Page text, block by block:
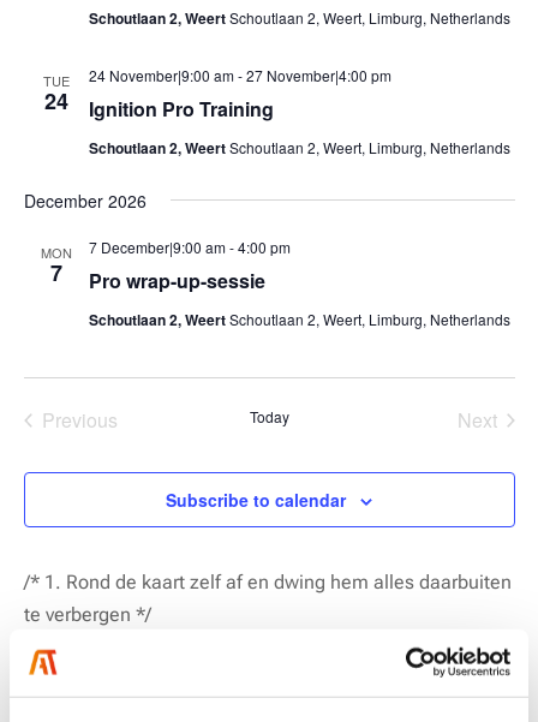
Schoutlaan 2, WeertSchoutlaan 2, Weert, Limburg, Netherlands
TUE
24 Ignition Pro Training
24 November|9:00 am-27 November|4:00 pm
Schoutlaan 2, WeertSchoutlaan 2, Weert, Limburg, Netherlands
December 2026
MON
7 Pro wrap-up-sessie
7 December|9:00 am-4:00 pm
Schoutlaan 2, WeertSchoutlaan 2, Weert, Limburg, Netherlands
Previous
Today
Next
Subscribe to calendar
/* 1. Rond de kaart zelf af en dwing hem alles daarbuiten
te verbergen */
article.act-post {
border-radius: 16px !important;